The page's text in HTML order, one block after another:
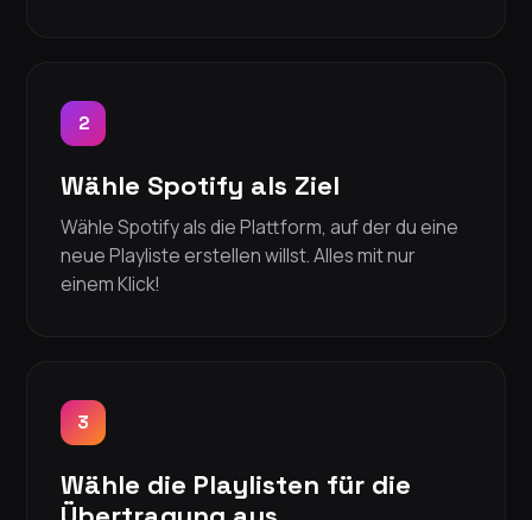
2
Wähle Spotify als Ziel
Wähle Spotify als die Plattform, auf der du eine
neue Playliste erstellen willst. Alles mit nur
einem Klick!
3
Wähle die Playlisten für die